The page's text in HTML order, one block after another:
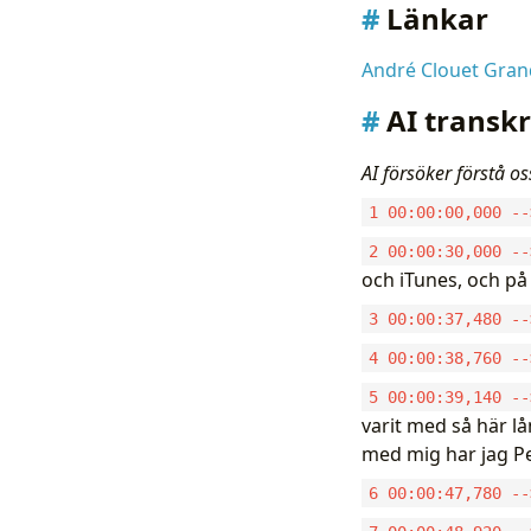
Länkar
André Clouet
AI
AI försöker förstå
1 00:00:00,000
2 00:00:30,000
och iTunes, och
3 00:00:37,480
4 00:00:38,760
5 00:00:39,140
varit med så här
med mig har jag
6 00:00:47,780